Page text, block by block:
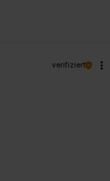
verifiziert